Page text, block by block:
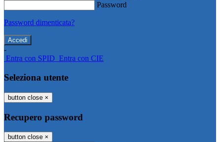
Password
Password dimenticata?
-
Entra con SPID Entra con CIE
Seleziona utente
button close ×
Recupero password
button close ×